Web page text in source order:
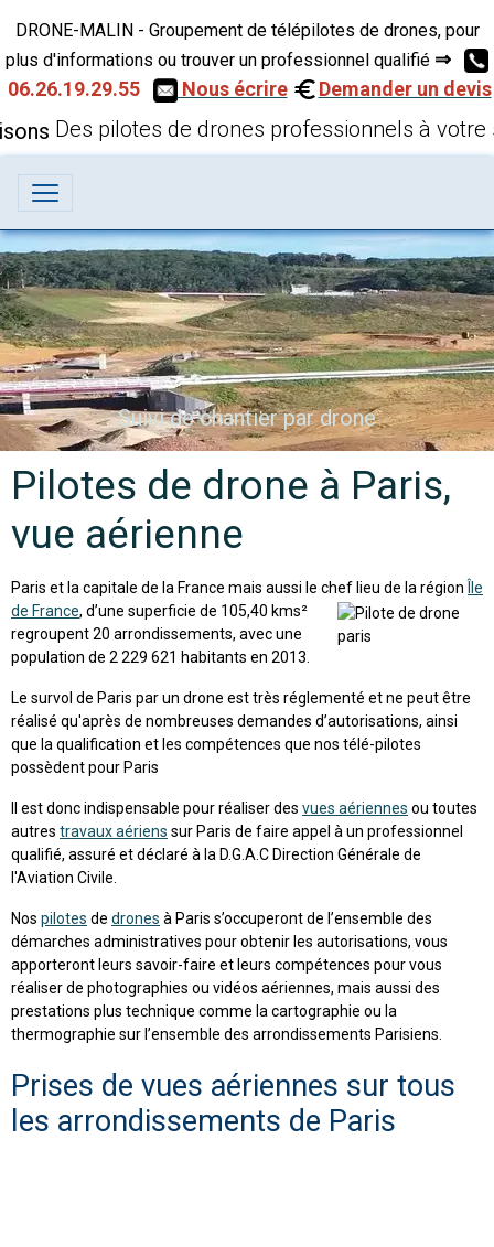
DRONE-MALIN - Groupement de télépilotes de drones, pour
plus d'informations ou trouver un professionnel qualifié ⇒
06.26.19.29.55
Nous écrire Demander un devis
Des pilotes de drones professionnels à votre
Inspection technique par drone
Pilotes de drone à Paris,
vue aérienne
Paris et la capitale de la France mais aussi le chef lieu de la région
Île
de France, d’une superficie de 105,40 kms²
regroupent 20 arrondissements, avec une
population de 2 229 621 habitants en 2013.
Le survol de Paris par un drone est très réglementé et ne peut être
réalisé qu'après de nombreuses demandes d’autorisations, ainsi
que la qualification et les compétences que nos télé-pilotes
possèdent pour Paris
Il est donc indispensable pour réaliser des vues aériennes ou toutes
autres travaux aériens sur Paris de faire appel à un professionnel
qualifié, assuré et déclaré à la D.G.A.C Direction Générale de
l'Aviation Civile.
Nos pilotes de drones à Paris s’occuperont de l’ensemble des
démarches administratives pour obtenir les autorisations, vous
apporteront leurs savoir-faire et leurs compétences pour vous
réaliser de photographies ou vidéos aériennes, mais aussi des
prestations plus technique comme la cartographie ou la
thermographie sur l’ensemble des arrondissements Parisiens.
Prises de vues aériennes sur tous
les arrondissements de Paris